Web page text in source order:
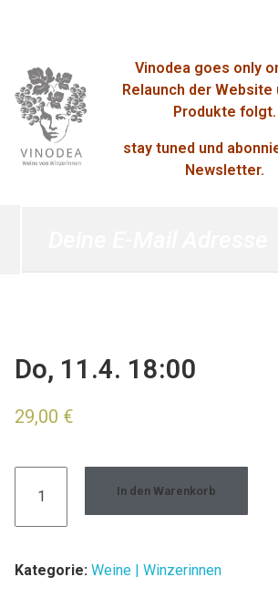
Vinodea goes only
Relaunch der Website
Produkte folgt.
stay tuned und
Newsletter.
Do, 11.4. 18:00
29,00 €
In den Warenkorb
Kategorie: Weine | Winzerinnen